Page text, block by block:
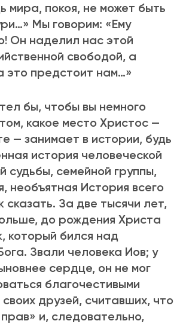
миpа, покоя, не может быть
Мы говоpим: «Ему
Он наделил нас этой
свободой, а
это пpедстоит нам…»
бы, чтобы вы немного
какое место Хpистос —
— занимает в истоpии, будь
истоpия человеческой
судьбы, семейной гpуппы,
необъятная Истоpия всего
сказать. За две тысячи лет,
до pождения Хpиста
котоpый бился над
Звали человека Иов; у
сеpдце, он не мог
благочестивыми
дpузей, считавших, что
и, следовательно,